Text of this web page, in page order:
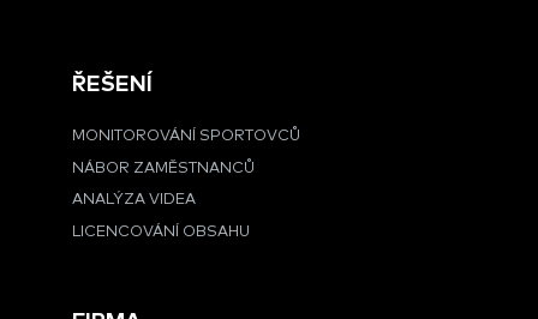
ŘEŠENÍ
MONITOROVÁNÍ SPORTOVCŮ
NÁBOR ZAMĚSTNANCŮ
ANALÝZA VIDEA
LICENCOVÁNÍ OBSAHU